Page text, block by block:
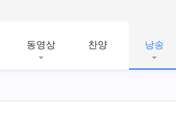
동영상 찬양 낭송